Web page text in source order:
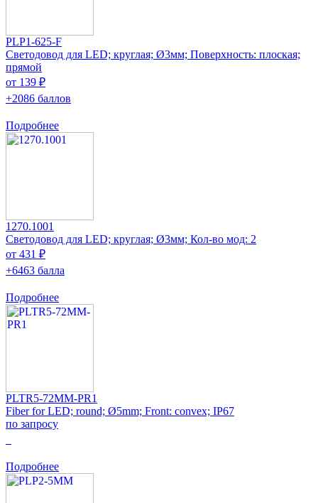
PLP1-625-F
Светодовод для LED; круглая; Ø3мм; Поверхность: плоская;
прямой
от 139 ₽
+2086 баллов
Подробнее
1270.1001
Светодовод для LED; круглая; Ø3мм; Кол-во мод: 2
от 431 ₽
+6463 балла
Подробнее
PLTR5-72MM-PR1
Fiber for LED; round; Ø5mm; Front: convex; IP67
по запросу
Подробнее